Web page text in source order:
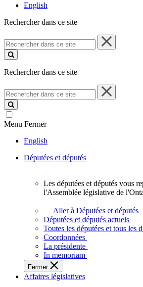
English
Rechercher dans ce site
Rechercher
dans
ce
Rechercher dans ce site
Rechercher
dans
ce
site
Menu Fermer
English
Députées et députés
députés
vous
représentent
sein
de
l'Assemblée
législative
Les députées et députés vous
l'Assemblée législative de
Aller à Députées et députés
Députées et députés actuels
Toutes les députées et tous les
Coordonnées
La présidente
In memoriam
Fermer
Affaires législatives